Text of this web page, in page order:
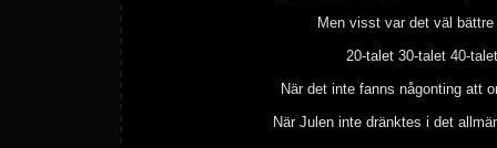
Men visst var det väl bättre
20-talet 30-talet 40-talet
När det inte fanns någonting att
När Julen inte dränktes i det